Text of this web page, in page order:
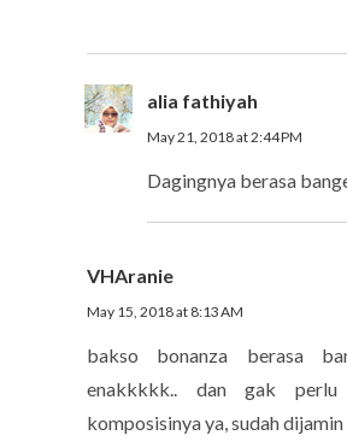
alia fathiyah
May 21, 2018 at 2:44 PM
Dagingnya berasa
VHAranie
May 15, 2018 at 8:13 AM
bakso bonanza berasa
enakkkkk.. dan gak perlu
komposisinya ya, sudah